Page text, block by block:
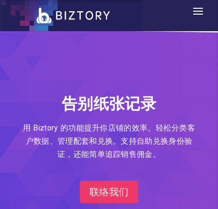
告别纸张记录
用 Biztory 的功能提升你店铺的效率。轻松分类客
户数据、管理配套和兑换。支持自助兑换身份验
证，还能简单追踪销售佣金。
联络我们